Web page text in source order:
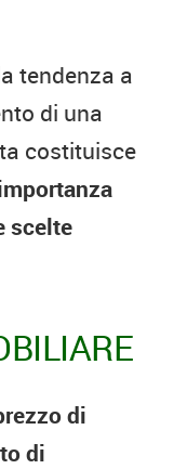
tendenza a
di una
costituisce
scelte
di
di